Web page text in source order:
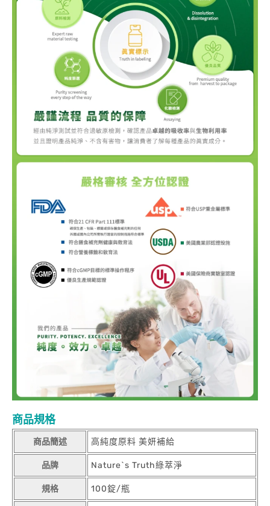
商品規格
商品簡述 高純度原料 美妍補給
品牌 Nature`s Truth綠萃淨
規格 100錠/瓶